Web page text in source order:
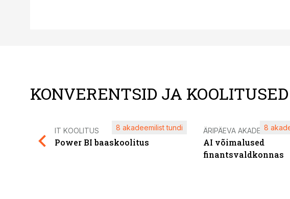
KONVERENTSID JA KOOLITUSED
IT KOOLITUS
Power BI baaskoolitus
8 akadeemilist tundi ÄRIPÄEVA AKADEEMIA
AI võimalused
finantsvaldkonnas
8